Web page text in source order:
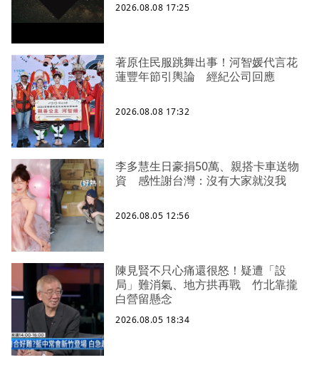
2026.08.08 17:25
著原住民服跳舞出事！河智媛代言花
蓮豐年節引輿論 經紀公司回應
2026.08.08 17:32
李多慧生日豪捐50萬、親搭卡車送物
資 感性謝台灣：沒有大家就沒我
2026.08.05 12:56
陳見賢不只心痛還很怒！疑遭「設
局」難消氣、地方拱再戰 竹北靠攏
白營留懸念
2026.08.05 18:34